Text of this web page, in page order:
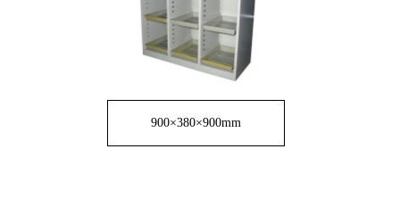
900×380×900mm